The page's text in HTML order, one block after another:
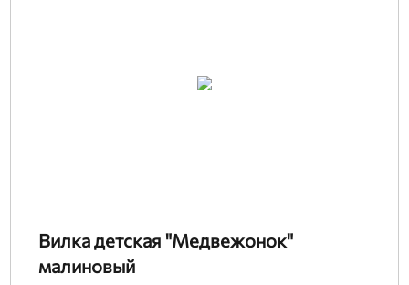
Вилка детская "Медвежонок"
малиновый